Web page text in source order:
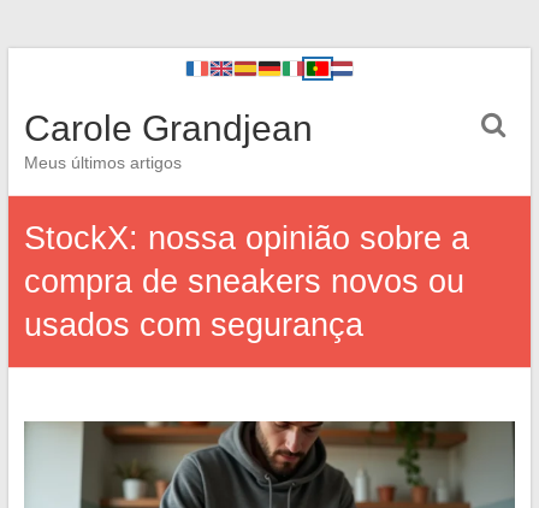
Carole Grandjean
Meus últimos artigos
StockX: nossa opinião sobre a
compra de sneakers novos ou
usados com segurança